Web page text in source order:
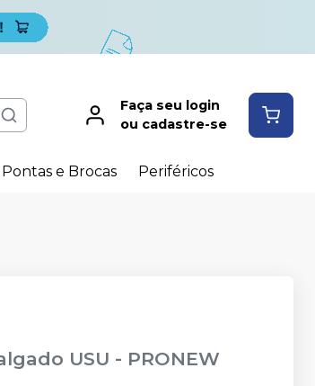
Faça seu login
ou cadastre-se
Pontas e Brocas Periféricos
USU - PRONEW